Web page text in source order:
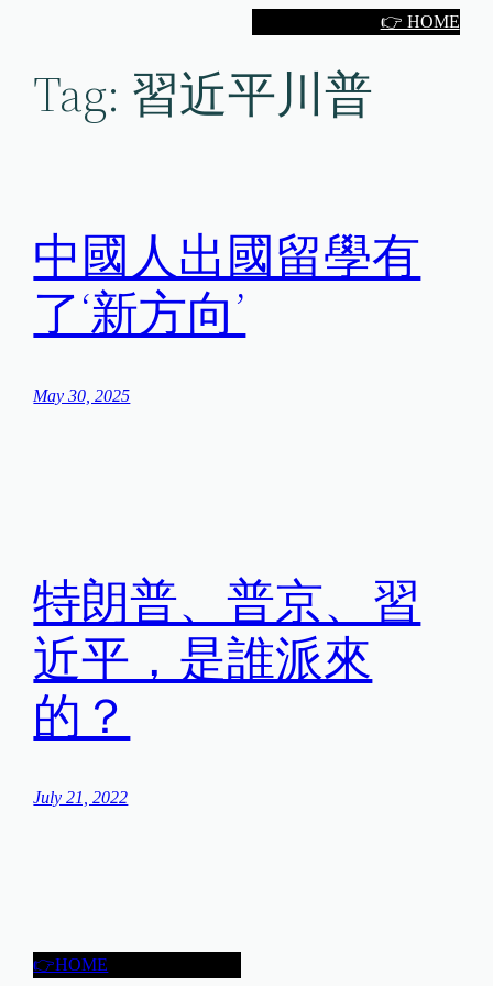
👉 HOME
Tag: 習近平川普
中國人出國留學有
了‘新方向’
May 30, 2025
特朗普、普京、習
近平，是誰派來
的？
July 21, 2022
👉HOME